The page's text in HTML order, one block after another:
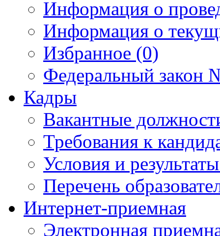
Информация о
Информация о
Избранное (0)
Федеральный закон
Кадры
Вакантные
Требования к
Условия и
Перечень
Интернет-приемная
Электронная